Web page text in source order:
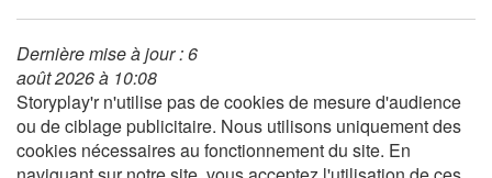
Rencontres et témoignages
Contes d'ici et d'ailleurs
Autour de la lecture
Dernière mise à jour : 6
août 2026 à 10:08
Storyplay'r n'utilise pas de cookies de mesure d'audience
ou de ciblage publicitaire. Nous utilisons uniquement des
cookies nécessaires au fonctionnement du site. En